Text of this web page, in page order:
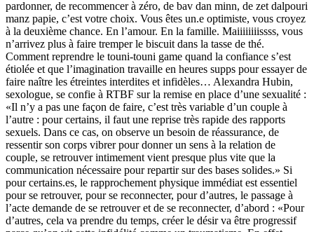
pardonner, de recommencer à zéro, de bav dan minn, de zet dalpouri
manz papie, c’est votre choix. Vous êtes un.e optimiste, vous croyez
à la deuxième chance. En l’amour. En la famille. Maiiiiiiiissss, vous
n’arrivez plus à faire tremper le biscuit dans la tasse de thé.
Comment reprendre le touni-touni game quand la confiance s’est
étiolée et que l’imagination travaille en heures supps pour essayer de
faire naître les étreintes interdites et infidèles… Alexandra Hubin,
sexologue, se confie à RTBF sur la remise en place d’une sexualité :
«Il n’y a pas une façon de faire, c’est très variable d’un couple à
l’autre : pour certains, il faut une reprise très rapide des rapports
sexuels. Dans ce cas, on observe un besoin de réassurance, de
ressentir son corps vibrer pour donner un sens à la relation de
couple, se retrouver intimement vient presque plus vite que la
communication nécessaire pour repartir sur des bases solides.» Si
pour certains.es, le rapprochement physique immédiat est essentiel
pour se retrouver, pour se reconnecter, pour d’autres, le passage à
l’acte demande de se retrouver et de se reconnecter, d’abord : «Pour
d’autres, cela va prendre du temps, créer le désir va être progressif